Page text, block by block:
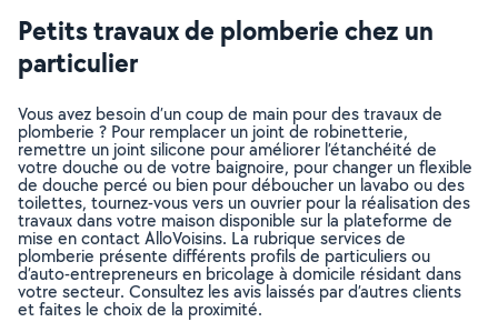
Petits travaux de plomberie chez un
particulier
Vous avez besoin d’un coup de main pour des travaux de
plomberie ? Pour remplacer un joint de robinetterie,
remettre un joint silicone pour améliorer l’étanchéité de
votre douche ou de votre baignoire, pour changer un flexible
de douche percé ou bien pour déboucher un lavabo ou des
toilettes, tournez-vous vers un ouvrier pour la réalisation des
travaux dans votre maison disponible sur la plateforme de
mise en contact AlloVoisins. La rubrique services de
plomberie présente différents profils de particuliers ou
d’auto-entrepreneurs en bricolage à domicile résidant dans
votre secteur. Consultez les avis laissés par d’autres clients
et faites le choix de la proximité.